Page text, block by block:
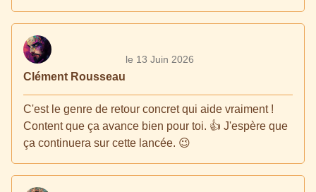
Clément Rousseau
le 13 Juin 2026
C'est le genre de retour concret qui aide vraiment !
Content que ça avance bien pour toi. 👍 J'espère que
ça continuera sur cette lancée. 😉